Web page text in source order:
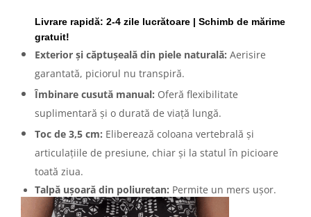
Livrare rapidă: 2-4 zile lucrătoare | Schimb de mărime
gratuit!
Exterior și căptușeală din piele naturală: Aerisire
garantată, piciorul nu transpiră.
Îmbinare cusută manual: Oferă flexibilitate
suplimentară și o durată de viață lungă.
Toc de 3,5 cm: Eliberează coloana vertebrală și
articulațiile de presiune, chiar și la statul în picioare
toată ziua.
Talpă ușoară din poliuretan: Permite un mers ușor.